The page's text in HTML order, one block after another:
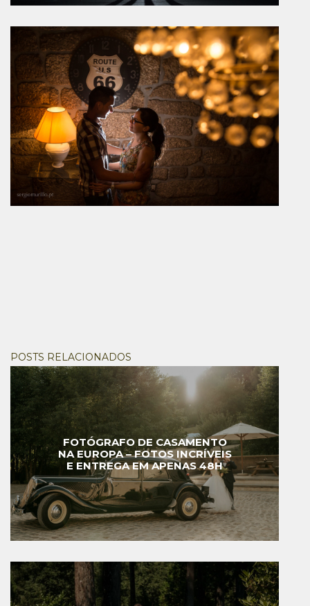
POSTS RELACIONADOS
FOTÓGRAFO DE CASAMENTO
NA EUROPA – FOTOS INCRÍVEIS
E ENTREGA EM APENAS 48H